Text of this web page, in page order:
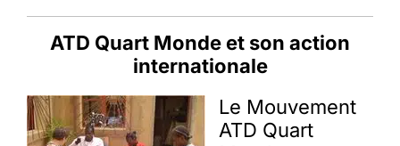
ATD Quart Monde et son action
internationale
Le Mouvement
ATD Quart